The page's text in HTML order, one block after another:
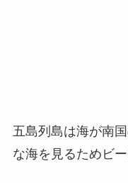
五島列島は海が南
な海を見るためビ